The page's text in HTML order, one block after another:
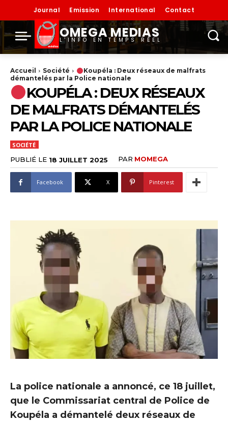
Journal Emission International Contact
OMEGA MEDIAS
L'INFO EN TEMPS RÉEL
Accueil Société
Koupéla : Deux réseaux de malfrats
démantelés par la Police nationale
KOUPÉLA : DEUX RÉSEAUX
DE MALFRATS DÉMANTELÉS
PAR LA POLICE NATIONALE
SOCIÉTÉ
PUBLIÉ LE 18 JUILLET 2025 PAR MOMEGA
Facebook X Pinterest
‎La police nationale a annoncé, ce 18 juillet,
que le Commissariat central de Police de
Koupéla a démantelé deux réseaux de